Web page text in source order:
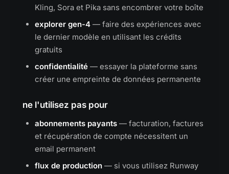
Kling, Sora et Pika sans encombrer votre boîte
explorer gen-4 — faire des expériences avec
le dernier modèle en utilisant les crédits
gratuits
confidentialité — essayer la plateforme sans
créer une empreinte de données permanente
ne l'utilisez pas pour
abonnements payants — facturation, factures
et récupération de compte nécessitent un
email permanent
flux de production — si vous utilisez Runway